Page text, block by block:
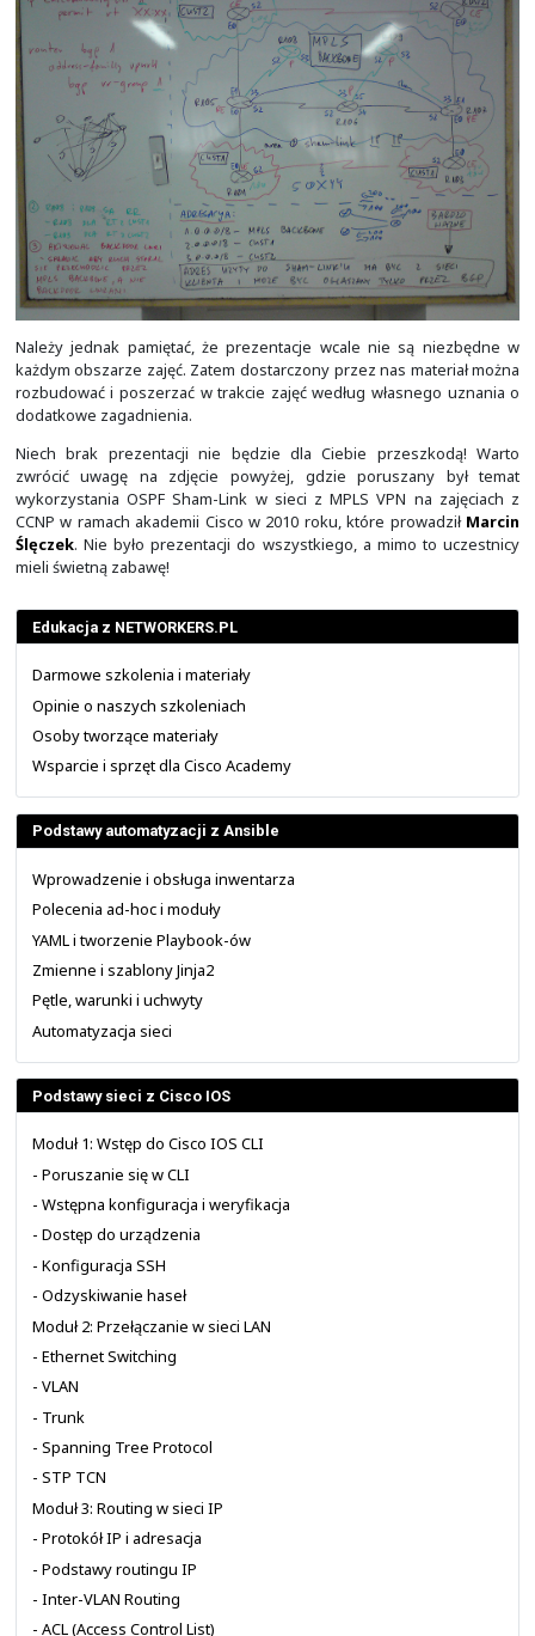
prosimy o wyrozumiałość i cierpliwość.
Podstawy sieci z Cisco IOS są w taki sposób
uczestnicy szkolenia cały czas praktykowali,
wcześniej poznaną wiedzę. Zarys tematyczny 7-
Moduł 1 - to 2 zajęcia po 4-godziny zegarowe (wstęp
CLI) -
zostało już opublikowane.
Moduł 2 - to 2 zajęcia po 4-godziny zegarowe
zostało już opublikowane.
Moduł 3 - to 3 zajęcia po 4-godziny zegarowe
zostało już opublikowane.
Moduł 4 - to 2 zajęcia po 4-godziny zegarowe
DHCP, Syslog i NetFlow) -zostało już
Moduł 5 - to 3 zajęcia po 4-godziny zegarowe
trakcie publikacji
Moduł 6 - to 2 zajęcia po 4-godziny zegarowe
podstaw L2) -jeszcze nie jest opublikowane .
Moduł 7 - to 2 zajęcia po 4-godziny zegarowe
podstaw L3) -jeszcze nie jest opublikowane.
prezentacje oraz kilka dodatkowych,
powtórkowych z ćwiczeniami, które nie są w ten
Umożliwiają one utrwalanie wcześniej poznanej wiedzy.
W roku 2025 zostało udostępnione w całości
automatyzacji z Ansible". Przy czym, nie
przyszłości pojawi się jego dalsza kontynuacja. Nie
slajdów do tego szkolenia.
Szkolenie to realizowane jest z użyciem narzędzi
systemie RHEL10 (Red Hat Enterprise Linux 10).
Materiał ten idealnie nadaje się do przerabienia na
średniej, tak aby już dalej w ramach zajęć na uczelni czy
Cisco Academy
brakuje instruktorów, nauczycieli czy profesorów, którzy
zajęcia prowadzić. Nie da się ukryć, że w branży tej
ilość osób, że nie powinno to stanowić
przygotowanie odpowiedniego materiału, prezentacji
bardzo czasochłonne. Stąd mamy nadzieję, że
materiałów, prezentacji, ćwiczeń i warsztatów sprawi,
będzie skora takie zajęcia prowadzić.